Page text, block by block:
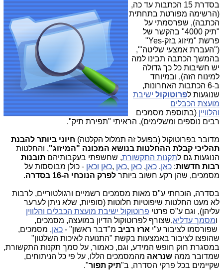
בסדרת 15 הכתבות עד כה,
(הרשימה מפורטת בתחתית
הכתבה), שפרסמתי על
"תיק 4000" בהקשר של
פרשת "מיזוג בזק-
Yes"
("העברת אמצעי שליטה"',
בהמשך הכתבה תבינו למה
יש חשיבות כל כך גדולה
למינוח הזה), ובמיוחד
ב-6 הכתבות האחרונות,
שנוגעות לפרוטוקול ישיבת
מועצת הכבלים
והלוויין (בתוספת מסמכים
רבים נוספים ומשלימים), הראיתי "תפירת תיק".
מדובר בפרוטוקול (בפועל זה תמלול הקלטה) חיוני ביותר להבנת
תהליכי קבלת ההחלטות בנושא המכונה "המיזוג", והחלטות
הנוגעות גם לתקנות התקשורת, שחשפתי בעקבותיהם תובנות
רבות חדשות: כאן, כאן, כאן ,כאן ,כאן וכאן - כולן מבוססות על
מסמכים, שהן רקע חשוב ביותר לפרק הנוכחי ה-16 בסדרה .
בסדרה, הוכחתי ע"ס מאות מסמכים רשמיים ורגולטוריים, לרבות
לא מעט החלטות שיפוטיות חלוטות (סופיות, שלא ניתן לערער
עליהן), וגם ע"ס פרטי פרוטוקול ישיבת מועצת הכבלים והלווין
ומסמך עדליא,שצורף לפרוטוקול הדיון במועצה, מסמכים,
ע"י ארז רביב מ"דבר ראשון" - כאן, מסמכים,
שהופצו לציבור באמצעות בקשת "התנועה לאיכות השלטון"
במסגרת חוק חופש המידע, וגם, כאמור, על סמך תקנות התקשורת,
שמדובר ממה שנראה מהמסמכים הללו, על פי כל הניתוחים,
שקיימים בכל פרקי הסדרה, ב"תיק תפור".